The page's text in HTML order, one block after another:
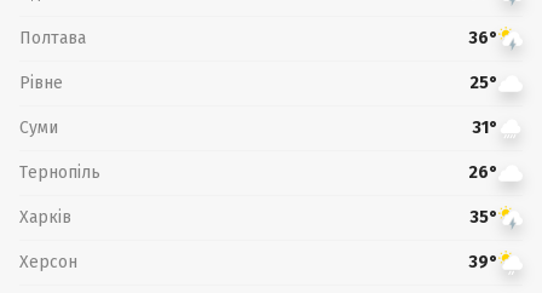
Полтава 36°
Рівне 25°
Суми 31°
Тернопіль 26°
Харків 35°
Херсон 39°